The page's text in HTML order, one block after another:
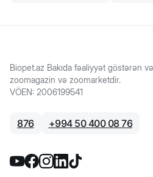
Biopet.az Bakıda fəaliyyət göstərən
zoomagazin və zoomarketdir.
VÖEN: 2006199541
876 +994 50 400 08 76